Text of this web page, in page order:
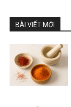
BÀI VIẾT MỚI